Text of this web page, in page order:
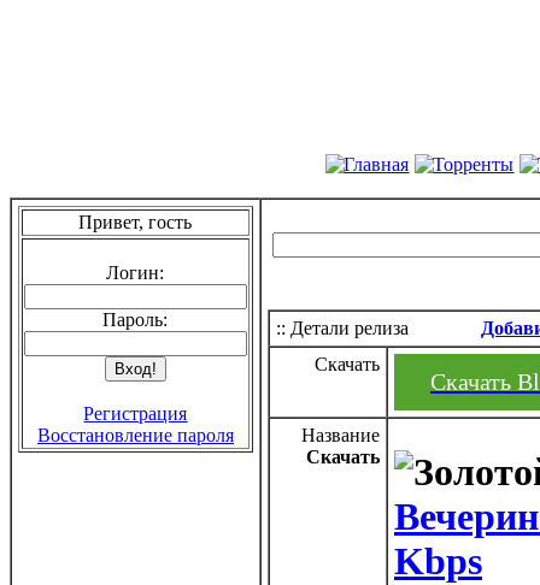
Привет, гость
Логин:
Пароль:
Регистрация
Восстановление пароля
:: Детали релиза
Скачать
Скачать
Название
Скачать
Kbps